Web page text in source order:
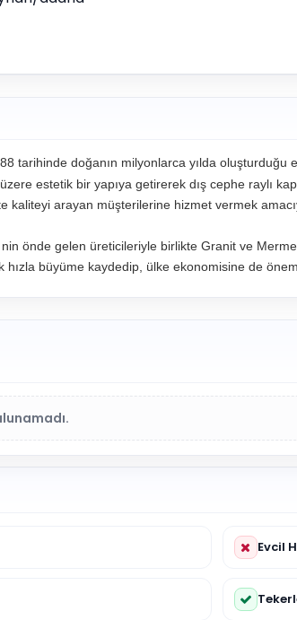
tarihinde doğanın milyonlarca yılda
estetik bir yapıya getirerek dış cephe raylı
kaliteyi arayan müşterilerine hizmet vermek
önde gelen üreticileriyle birlikte Granit ve
hızla büyüme kaydedip, ülke ekonomisine de
Evcil